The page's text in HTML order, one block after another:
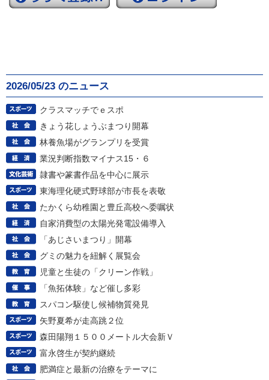
2026/05/23 のニュース
クラスマッチでｅスポ
きょう花しょうぶまつり開幕
林養魚場がグランプリを受賞
業況判断指数マイナス15・６
隷書や篆書作品を中心に展示
東海理化硬式野球部が市長を表敬
たかくら幼稚園と豊丘高校へ委嘱状
自家消費型の太陽光発電設備導入
「あじさいまつり」開幕
グミの魅力を紐解く展覧会
児童と生徒の「クリーン作戦」
「魚拓体験」など催し多彩
スパコン駆使し候補物質発見
矢野夏希が走高跳２位
森田陽翔１５００メートル大会新Ｖ
富永啓生が契約継続
肥満症と最新の治療をテーマに